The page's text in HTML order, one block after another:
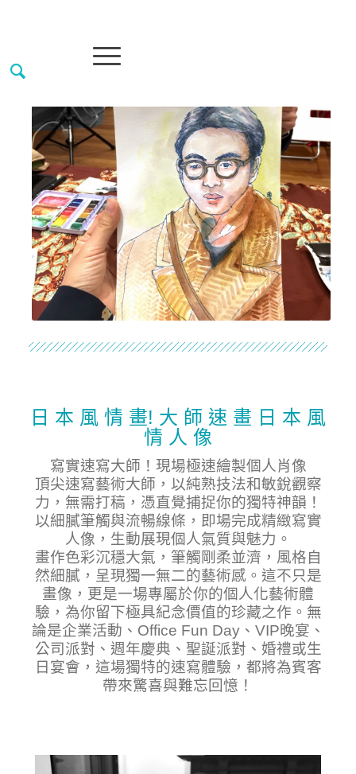
日 本 風 情 畫! 大 師 速 畫 日 本 風
情 人 像
寫實速寫大師！現場極速繪製個人肖像
頂尖速寫藝術大師，以純熟技法和敏銳觀察
力，無需打稿，憑直覺捕捉你的獨特神韻！
以細膩筆觸與流暢線條，即場完成精緻寫實
人像，生動展現個人氣質與魅力。
畫作色彩沉穩大氣，筆觸剛柔並濟，風格自
然細膩，呈現獨一無二的藝術感。這不只是
畫像，更是一場專屬於你的個人化藝術體
驗，為你留下極具紀念價值的珍藏之作。無
論是企業活動、Office Fun Day、VIP晚宴、
公司派對、週年慶典、聖誕派對、婚禮或生
日宴會，這場獨特的速寫體驗，都將為賓客
帶來驚喜與難忘回憶！